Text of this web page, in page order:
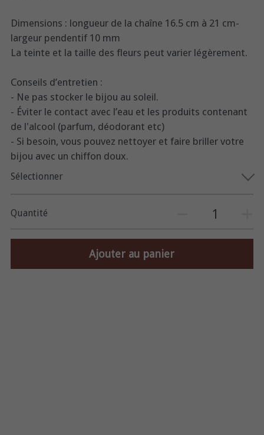
Dimensions : longueur de la chaîne 16.5 cm à 21 cm-
largeur pendentif 10 mm
La teinte et la taille des fleurs peut varier légèrement.
Conseils d’entretien :
- Ne pas stocker le bijou au soleil.
- Éviter le contact avec l’eau et les produits contenant
de l'alcool (parfum, déodorant etc)
- Si besoin, vous pouvez nettoyer et faire briller votre
bijou avec un chiffon doux.
Sélectionner
Quantité
Ajouter au panier